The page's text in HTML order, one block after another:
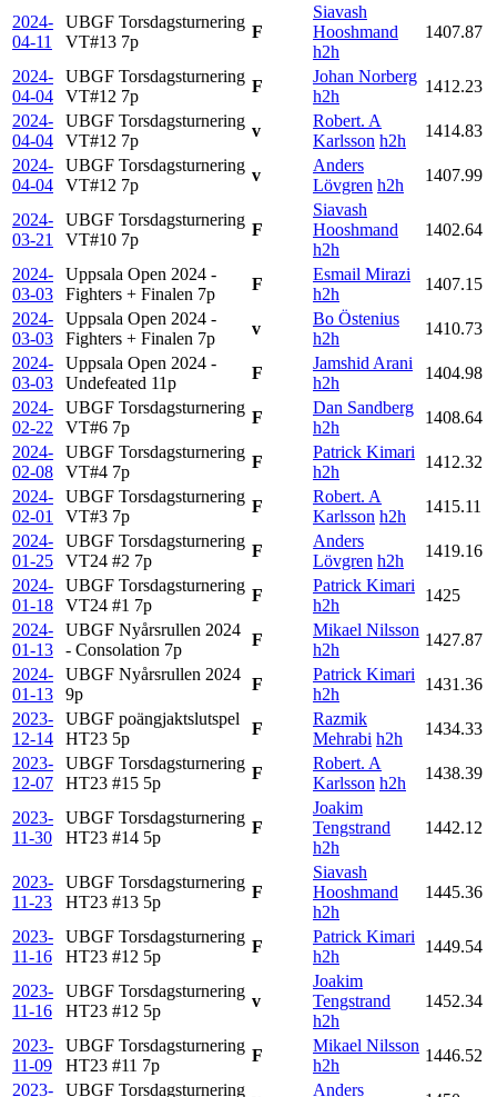
2024-
04-11
UBGF Torsdagsturnering
VT#13 7p
F
Siavash
Hooshmand
h2h
1407.87
2024-
04-04
UBGF Torsdagsturnering
VT#12 7p
F
Johan Norberg
h2h
1412.23
2024-
04-04
UBGF Torsdagsturnering
VT#12 7p
v
Robert. A
Karlsson h2h
1414.83
2024-
04-04
UBGF Torsdagsturnering
VT#12 7p
v
Anders
Lövgren h2h
1407.99
2024-
03-21
UBGF Torsdagsturnering
VT#10 7p
F
Siavash
Hooshmand
h2h
1402.64
2024-
03-03
Uppsala Open 2024 -
Fighters + Finalen 7p
F
Esmail Mirazi
h2h
1407.15
2024-
03-03
Uppsala Open 2024 -
Fighters + Finalen 7p
v
Bo Östenius
h2h
1410.73
2024-
03-03
Uppsala Open 2024 -
Undefeated 11p
F
Jamshid Arani
h2h
1404.98
2024-
02-22
UBGF Torsdagsturnering
VT#6 7p
F
Dan Sandberg
h2h
1408.64
2024-
02-08
UBGF Torsdagsturnering
VT#4 7p
F
Patrick Kimari
h2h
1412.32
2024-
02-01
UBGF Torsdagsturnering
VT#3 7p
F
Robert. A
Karlsson h2h
1415.11
2024-
01-25
UBGF Torsdagsturnering
VT24 #2 7p
F
Anders
Lövgren h2h
1419.16
2024-
01-18
UBGF Torsdagsturnering
VT24 #1 7p
F
Patrick Kimari
h2h
1425
2024-
01-13
UBGF Nyårsrullen 2024
- Consolation 7p
F
Mikael Nilsson
h2h
1427.87
2024-
01-13
UBGF Nyårsrullen 2024
9p
F
Patrick Kimari
h2h
1431.36
2023-
12-14
UBGF poängjaktslutspel
HT23 5p
F
Razmik
Mehrabi h2h
1434.33
2023-
12-07
UBGF Torsdagsturnering
HT23 #15 5p
F
Robert. A
Karlsson h2h
1438.39
2023-
11-30
UBGF Torsdagsturnering
HT23 #14 5p
F
Joakim
Tengstrand
h2h
1442.12
2023-
11-23
UBGF Torsdagsturnering
HT23 #13 5p
F
Siavash
Hooshmand
h2h
1445.36
2023-
11-16
UBGF Torsdagsturnering
HT23 #12 5p
F
Patrick Kimari
h2h
1449.54
2023-
11-16
UBGF Torsdagsturnering
HT23 #12 5p
v
Joakim
Tengstrand
h2h
1452.34
2023-
11-09
UBGF Torsdagsturnering
HT23 #11 7p
F
Mikael Nilsson
h2h
1446.52
2023-
UBGF Torsdagsturnering
Anders